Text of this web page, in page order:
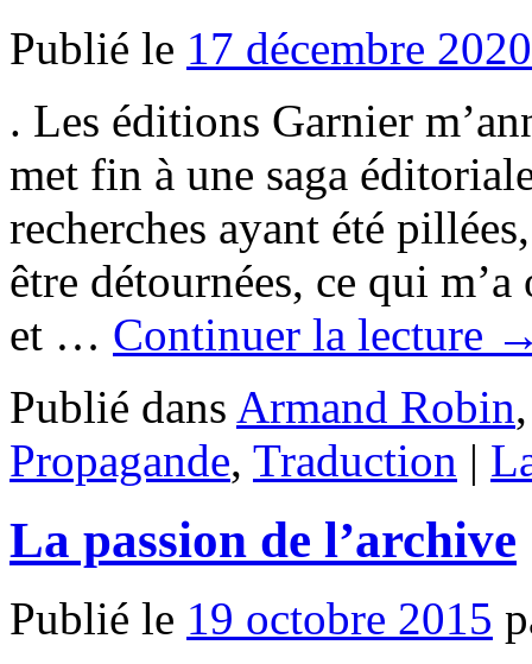
Publié le 17 décembre 2020
. Les éditions Garnier
met fin à une saga
recherches ayant été
être détournées, ce qui
et … Continuer la lecture
Publié dans Armand Robin
Propagande, Traduction |
La passion de l’archive
Publié le 19 octobre 2015